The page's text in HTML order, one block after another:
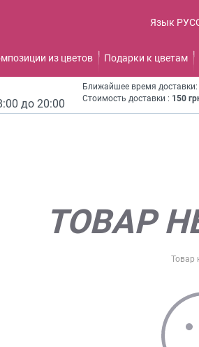
Язык
из цветов Подарки к цветам
до 20:00
Ближайшее время
Стоимость доставки : 150
ТОВАР
Товар